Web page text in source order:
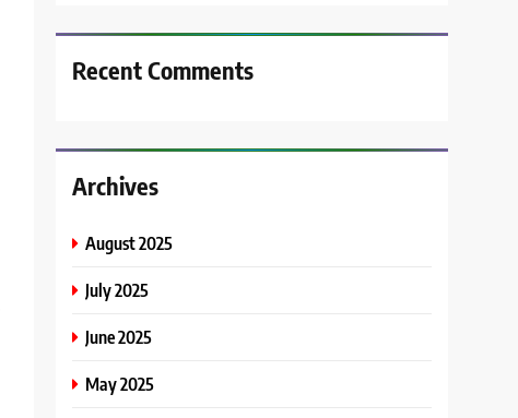
Recent Comments
Archives
August 2025
July 2025
June 2025
May 2025